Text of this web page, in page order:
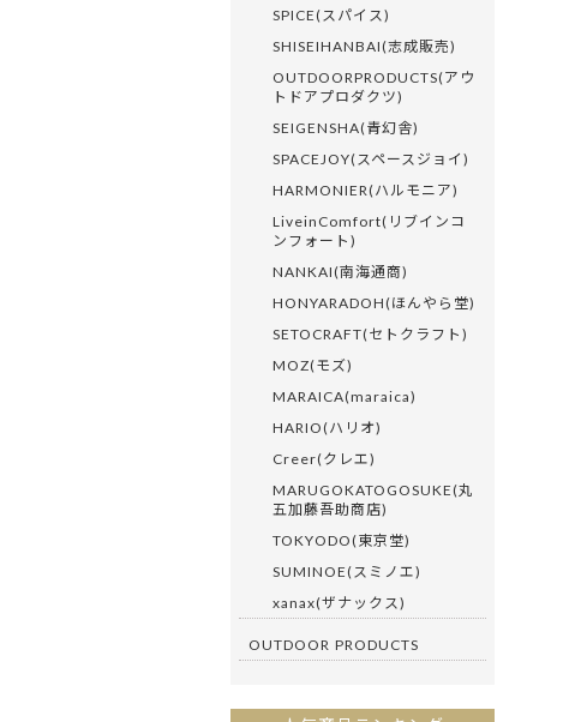
SPICE(スパイス)
SHISEIHANBAI(志成販売)
OUTDOORPRODUCTS(アウ
トドアプロダクツ)
SEIGENSHA(青幻舎)
SPACEJOY(スペースジョイ)
HARMONIER(ハルモニア)
LiveinComfort(リブインコ
ンフォート)
NANKAI(南海通商)
HONYARADOH(ほんやら堂)
SETOCRAFT(セトクラフト)
MOZ(モズ)
MARAICA(maraica)
HARIO(ハリオ)
Creer(クレエ)
MARUGOKATOGOSUKE(丸
五加藤吾助商店)
TOKYODO(東京堂)
SUMINOE(スミノエ)
xanax(ザナックス)
OUTDOOR PRODUCTS